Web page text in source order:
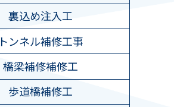
裏込め注入工
トンネル補修工事
橋梁補修補修工
歩道橋補修工